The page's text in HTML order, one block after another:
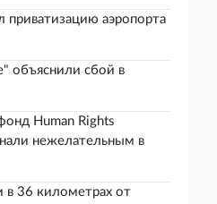
приватизацию аэропорта
объяснили сбой в
Human Rights
нежелательным в
в 36 километрах от